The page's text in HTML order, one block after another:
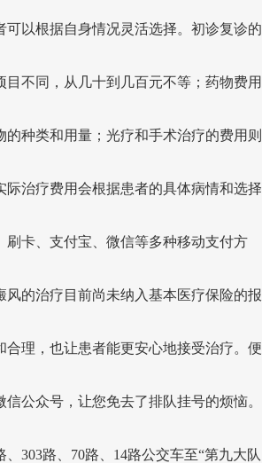
以根据自身情况灵活选择。初诊复诊的
不同，从几十到几百元不等；药物费用
种类和用量；光疗和手术治疗的费用则
治疗费用会根据患者的具体病情和选择
卡、支付宝、微信等多种移动支付方
的治疗目前尚未纳入基本医疗保险的报
理，也让患者能更安心地接受治疗。便
公众号，让您免去了排队挂号的烦恼。
303路、70路、14路公交车至“第九大队